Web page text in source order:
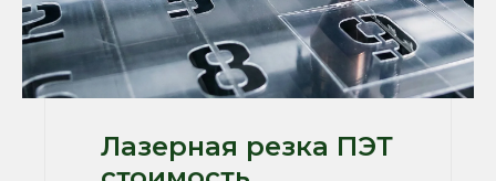
Лазерная резка ПЭТ